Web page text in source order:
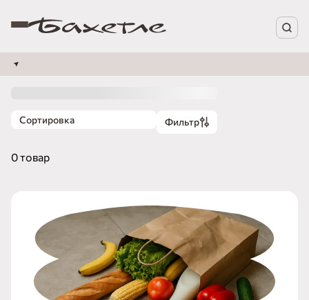
Сортировка Фильтр
0 товар